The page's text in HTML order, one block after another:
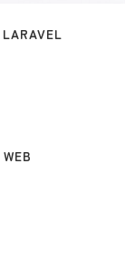
LARAVEL
WEB